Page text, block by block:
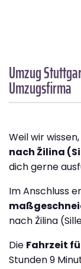
Umzug
Umzugsfirma
Weil wir
nach Žilina
dich gerne
Im Anschluss
nach Žilina
Die Fahrzeit
Stunden 9